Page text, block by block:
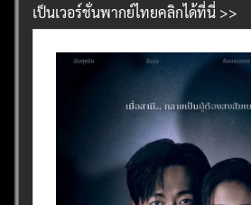
เป็นเวอร์ชั่นพากย์ไทยคลิกได้ที่นี่ >>